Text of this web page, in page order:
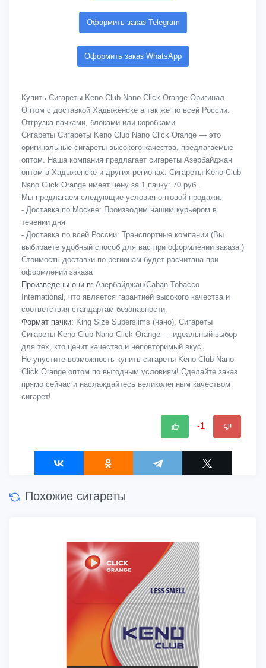
Оформить заказ Telegram
Оформить заказ WhatsApp
Купить Сигареты Keno Club Nano Click Orange Оригинал
Оптом с доставкой Хадыженске а так же по всей России.
Отгрузка пачками, блоками или коробками.
Сигареты Сигареты Keno Club Nano Click Orange — это
оригинальные сигареты высокого качества, предлагаемые
оптом. Наша компания предлагает сигареты Азербайджан
оптом в Хадыженске и других регионах. Сигареты Keno Club
Nano Click Orange имеет цену за 1 пачку: 70 руб..
Мы предлагаем следующие условия оптовой продажи:
- Доставка по Москве: Производим нашим курьером в
течении дня
- Доставка по всей России: Транспортные компании (Вы
выбираете удобный способ для вас при оформлении заказа.)
Стоимость доставки по регионам будет расчитана при
оформлении заказа
Произведены они в: Азербайджан/Cahan Tobacco
International, что является гарантией высокого качества и
соответствия стандартам безопасности.
Формат пачки: King Size Superslims (нано). Сигареты
Сигареты Keno Club Nano Click Orange — идеальный выбор
для тех, кто ценит качество и неповторимый вкус.
Не упустите возможность купить сигареты Keno Club Nano
Click Orange оптом по выгодным условиям! Сделайте заказ
прямо сейчас и наслаждайтесь великолепным качеством
сигарет!
-1
Похожие сигареты